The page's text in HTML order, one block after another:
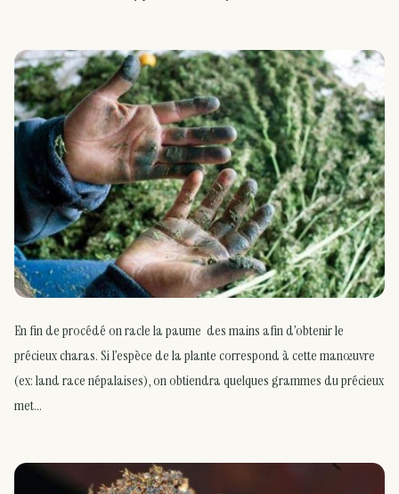
En fin de procédé on racle la paume des mains afin d’obtenir le
précieux charas. Si l’espèce de la plante correspond à cette manœuvre
(ex: land race népalaises), on obtiendra quelques grammes du précieux
met…